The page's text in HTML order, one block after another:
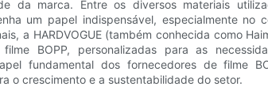
da marca. Entre os diversos materiais
um papel indispensável, especialmente no
a HARDVOGUE (também conhecida como
BOPP, personalizadas para as
fundamental dos fornecedores de filme
o crescimento e a sustentabilidade do setor.